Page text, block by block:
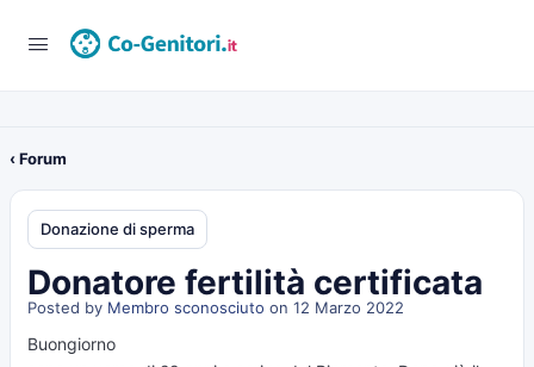
‹ Forum
Donazione di sperma
Donatore fertilità certificata
Posted by Membro sconosciuto on 12 Marzo 2022
Buongiorno